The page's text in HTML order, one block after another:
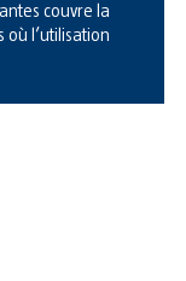
couvre la
où l’utilisation